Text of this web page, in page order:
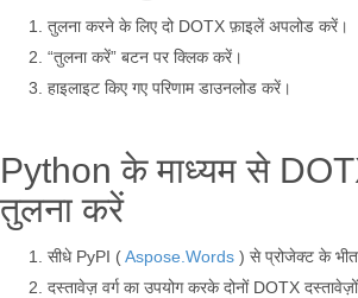
तुलना करने के लिए दो DOTX फ़ाइलें अपलोड करें।
“तुलना करें” बटन पर क्लिक करें।
हाइलाइट किए गए परिणाम डाउनलोड करें।
Python के माध्यम से
तुलना करें
सीधे PyPI (Aspose.Words ) से प्रोजेक्ट के
दस्तावेज़ वर्ग का उपयोग करके दोनों DOTX